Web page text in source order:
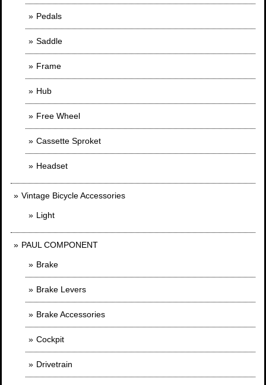
Pedals
Saddle
Frame
Hub
Free Wheel
Cassette Sproket
Headset
Vintage Bicycle Accessories
Light
PAUL COMPONENT
Brake
Brake Levers
Brake Accessories
Cockpit
Drivetrain